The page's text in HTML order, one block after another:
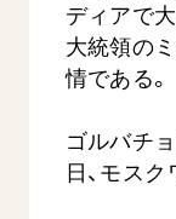
ディアで
大統領の
情である。
ゴルバチ
日、モス